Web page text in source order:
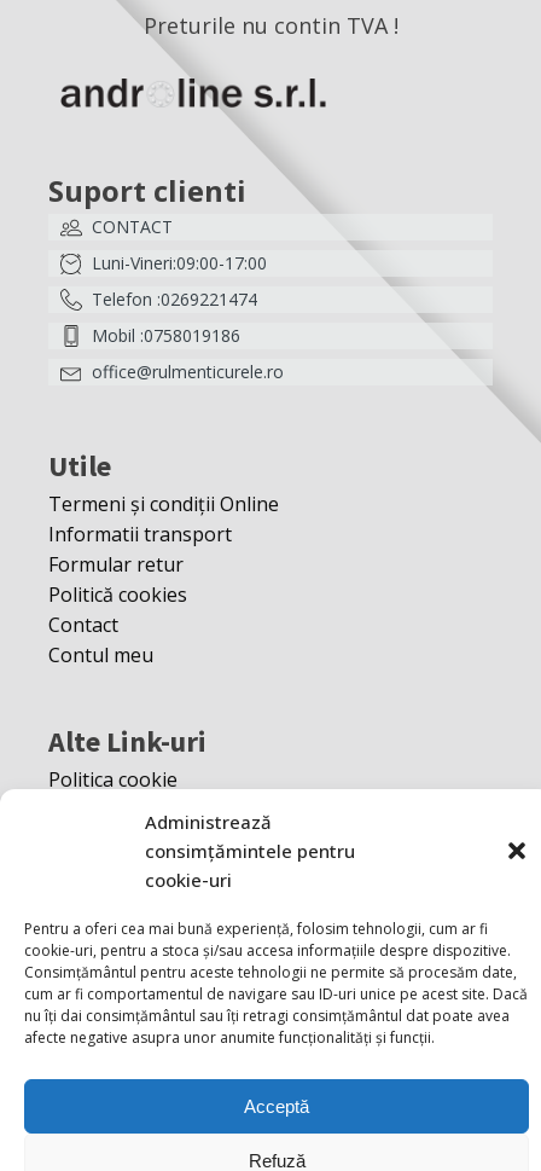
Administrează
consimțămintele pentru
cookie-uri
Pentru a oferi cea mai bună experiență, folosim tehnologii, cum ar fi
cookie-uri, pentru a stoca și/sau accesa informațiile despre dispozitive.
Consimțământul pentru aceste tehnologii ne permite să procesăm date,
cum ar fi comportamentul de navigare sau ID-uri unice pe acest site. Dacă
nu îți dai consimțământul sau îți retragi consimțământul dat poate avea
afecte negative asupra unor anumite funcționalități și funcții.
Acceptă
Refuză
Preturile nu contin TVA !
Suport clienti
CONTACT
Luni-Vineri:09:00-17:00
Telefon :0269221474
Mobil :0758019186
office@rulmenticurele.ro
Utile
Termeni și condiții Online
Informatii transport
Formular retur
Politică cookies
Contact
Contul meu
Alte Link-uri
Politica cookie